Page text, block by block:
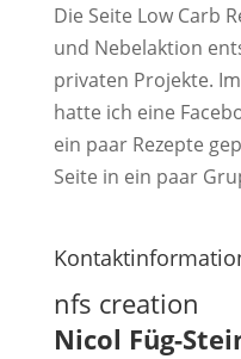
Die Seite Low Carb
und Nebelaktion
privaten Projekte.
hatte ich eine
ein paar Rezepte
Seite in ein paar
nfs creation
Nicol Füg-